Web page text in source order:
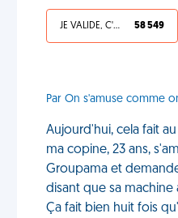
JE VALIDE, C'EST UNE VDM 58 549
Par On s'amuse comme
Aujourd'hui, cela fait
ma copine, 23 ans,
Groupama et
disant que sa machine
Ça fait bien huit fois